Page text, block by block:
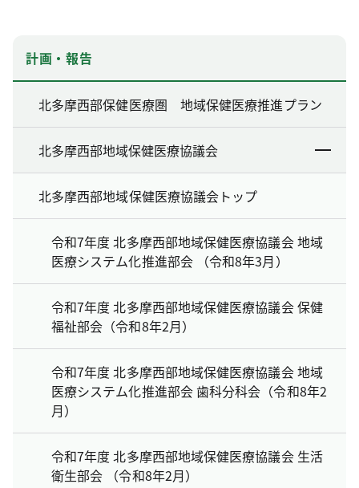
計画・報告
北多摩西部保健医療圏 地域保健医療推進プラン
北多摩西部地域保健医療協議会
北多摩西部地域保健医療協議会トップ
令和7年度 北多摩西部地域保健医療協議会 地域
医療システム化推進部会 （令和8年3月）
令和7年度 北多摩西部地域保健医療協議会 保健
福祉部会（令和8年2月）
令和7年度 北多摩西部地域保健医療協議会 地域
医療システム化推進部会 歯科分科会（令和8年2
月）
令和7年度 北多摩西部地域保健医療協議会 生活
衛生部会 （令和8年2月）